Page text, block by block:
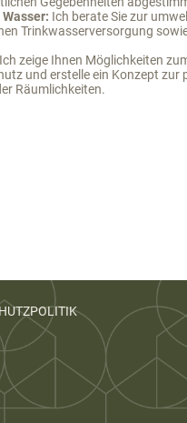
Ich berate Sie zur
Trinkwasserversorgung
Ich zeige Ihnen Möglichkeiten
und erstelle ein Konzept zur
Räumlichkeiten.